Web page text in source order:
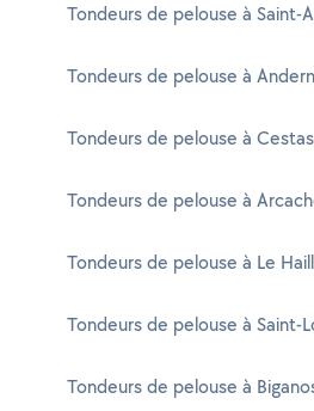
Tondeurs de pelouse à Saint-
Tondeurs de pelouse à
Tondeurs de pelouse à Cestas
Tondeurs de pelouse à
Tondeurs de pelouse à Le
Tondeurs de pelouse à Saint-
Tondeurs de pelouse à